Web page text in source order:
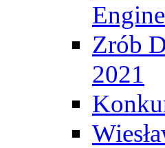
Zrób
2021